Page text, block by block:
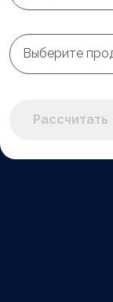
Выберите
Рассчитать